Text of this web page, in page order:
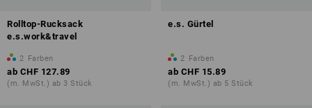
Rolltop-Rucksack
e.s.work&travel
2 Farben
ab CHF 127.89
(m. MwSt.) ab 3 Stück
e.s. Gürtel
2 Farben
ab CHF 15.89
(m. MwSt.) ab 5 Stück